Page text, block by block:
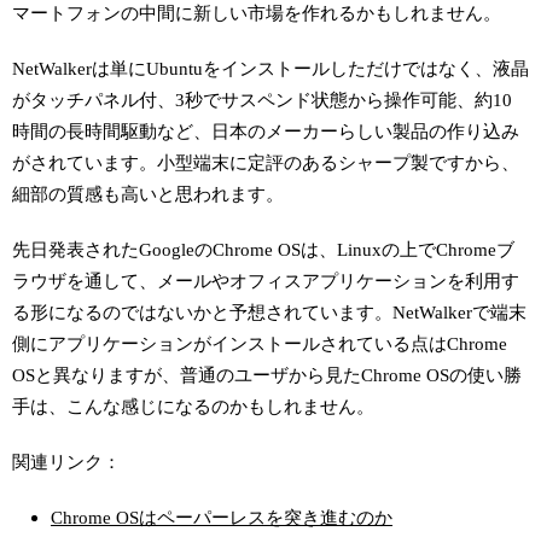
マートフォンの中間に新しい市場を作れるかもしれません。
NetWalkerは単にUbuntuをインストールしただけではなく、液晶
がタッチパネル付、3秒でサスペンド状態から操作可能、約10
時間の長時間駆動など、日本のメーカーらしい製品の作り込み
がされています。小型端末に定評のあるシャープ製ですから、
細部の質感も高いと思われます。
先日発表されたGoogleのChrome OSは、Linuxの上でChromeブ
ラウザを通して、メールやオフィスアプリケーションを利用す
る形になるのではないかと予想されています。NetWalkerで端末
側にアプリケーションがインストールされている点はChrome
OSと異なりますが、普通のユーザから見たChrome OSの使い勝
手は、こんな感じになるのかもしれません。
関連リンク：
Chrome OSはペーパーレスを突き進むのか